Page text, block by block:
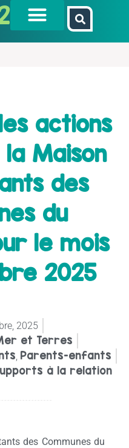
actions
Maison
des
du
le mois
2025
2025
et Terres
Parents-enfants
à la relation
des Communes du